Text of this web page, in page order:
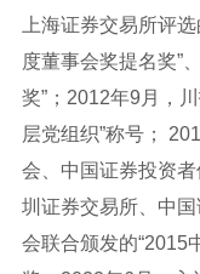
上海证券交易所评
度董事会奖提名奖”
奖”；2012年9月，
层党组织”称号；
会、中国证券投资
圳证券交易所、中
会联合颁发的“2015